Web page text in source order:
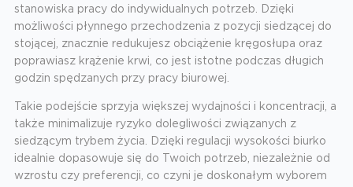
stanowiska pracy do indywidualnych potrzeb. Dzięki
możliwości płynnego przechodzenia z pozycji siedzącej do
stojącej, znacznie redukujesz obciążenie kręgosłupa oraz
poprawiasz krążenie krwi, co jest istotne podczas długich
godzin spędzanych przy pracy biurowej.
Takie podejście sprzyja większej wydajności i koncentracji, a
także minimalizuje ryzyko dolegliwości związanych z
siedzącym trybem życia. Dzięki regulacji wysokości biurko
idealnie dopasowuje się do Twoich potrzeb, niezależnie od
wzrostu czy preferencji, co czyni je doskonałym wyborem